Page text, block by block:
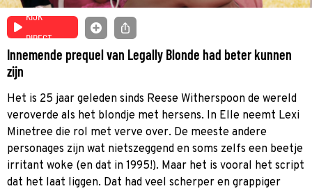
KIJK
DIRECT
Innemende prequel van Legally Blonde had beter kunnen
zijn
Het is 25 jaar geleden sinds Reese Witherspoon de wereld
veroverde als het blondje met hersens. In Elle neemt Lexi
Minetree die rol met verve over. De meeste andere
personages zijn wat nietszeggend en soms zelfs een beetje
irritant woke (en dat in 1995!). Maar het is vooral het script
dat het laat liggen. Dat had veel scherper en grappiger